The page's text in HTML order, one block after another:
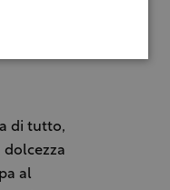
di tutto,
dolcezza
al